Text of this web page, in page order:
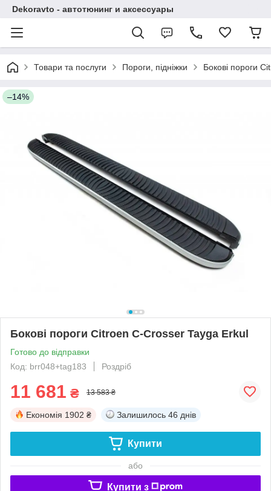
Dekoravto - автотюнинг и аксессуары
Товари та послуги Пороги, підніжки Бокові пороги
–14%
Бокові пороги Citroen C-Crosser Tayga Erkul
Готово до відправки
Код: brr048+tag183
Роздріб
11 681 ₴ 13 583 ₴
Економія 1902 ₴ Залишилось 46 днів
Купити
або
Купити з